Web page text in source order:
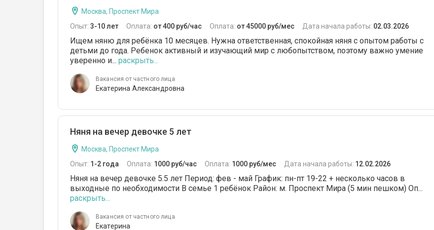
Москва, Проспект Мира
Опыт: 3-10 лет Оплата: от 400 руб/час Оплата: от 45000 руб/мес Дата начала работы: 02.03.2026
Ищем няню для ребёнка 10 месяцев. Нужна ответственная, спокойная няня с опытом работы с
детьми до года. Ребенок активный и изучающий мир с любопытством, поэтому важно умение
уверенно и... раскрыть...
Вакансия от частного лица
Екатерина Александровна
Няня на вечер девочке 5 лет
Москва, Проспект Мира
Опыт: 1-2 года Оплата: 1000 руб/час Оплата: 1000 руб/мес Дата начала работы: 12.02.2026
Няня на вечер девочке 5.5 лет Период: фев - май График: пн-пт 19-22 + несколько часов в
выходные по необходимости В семье 1 ребёнок Район: м. Проспект Мира (5 мин пешком) Оп...
раскрыть...
Вакансия от частного лица
Екатерина